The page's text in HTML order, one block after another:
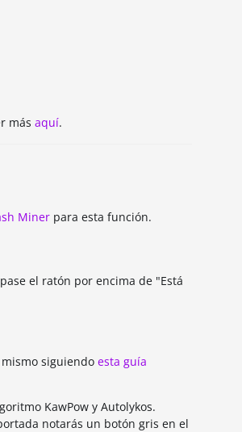
más aquí.
Miner para esta función.
el ratón por encima de "Está
siguiendo esta guía
KawPow y Autolykos.
notarás un botón gris en el